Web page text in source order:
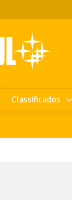
Classificados